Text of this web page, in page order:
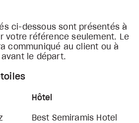
ci-dessous sont présentés à
votre référence seulement. Le
communiqué au client ou à
avant le départ.
Hôtel
Best Semiramis Hotel